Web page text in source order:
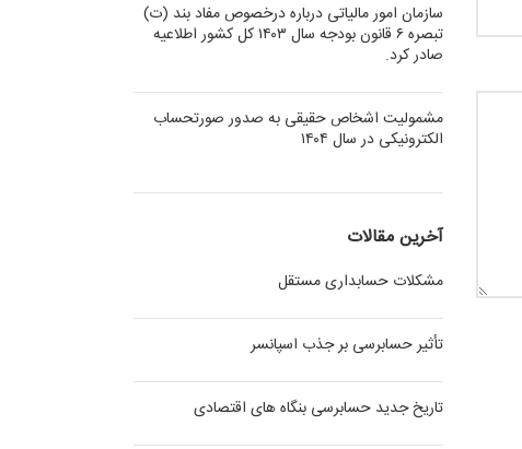
سازمان امور مالیاتی درباره درخصوص مفاد بند (ت)
تبصره ۶ قانون بودجه سال ۱۴۰۳ کل کشور اطلاعیه
صادر کرد.
مشمولیت اشخاص حقیقی به صدور صورتحساب
الکترونیکی در سال ۱۴۰۴
آخرین مقالات
مشکلات حسابداری مستقل
تأثیر حسابرسی بر جذب اسپانسر
تاریخ جدید حسابرسی بنگاه های اقتصادی